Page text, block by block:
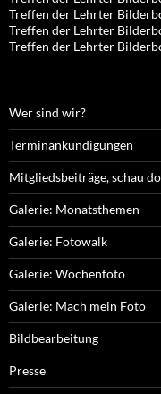
Treffen der Lehrter
Treffen der Lehrter
Treffen der Lehrter
Wer sind wir?
Terminankündigungen
Mitgliedsbeiträge, schau
Galerie: Monatsthemen
Galerie: Fotowalk
Galerie: Wochenfoto
Galerie: Mach mein Foto
Bildbearbeitung
Presse